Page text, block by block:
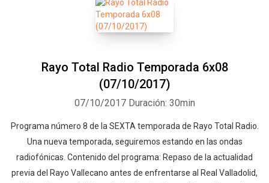
Rayo Total Radio Temporada 6x08
(07/10/2017)
07/10/2017 Duración: 30min
Programa número 8 de la SEXTA temporada de Rayo Total Radio.
Una nueva temporada, seguiremos estando en las ondas
radiofónicas. Contenido del programa: Repaso de la actualidad
previa del Rayo Vallecano antes de enfrentarse al Real Valladolid,